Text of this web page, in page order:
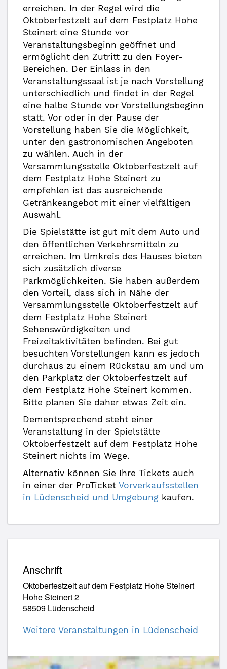
erreichen. In der Regel wird die
Oktoberfestzelt auf dem Festplatz Hohe
Steinert eine Stunde vor
Veranstaltungsbeginn geöffnet und
ermöglicht den Zutritt zu den Foyer-
Bereichen. Der Einlass in den
Veranstaltungssaal ist je nach Vorstellung
unterschiedlich und findet in der Regel
eine halbe Stunde vor Vorstellungsbeginn
statt. Vor oder in der Pause der
Vorstellung haben Sie die Möglichkeit,
unter den gastronomischen Angeboten
zu wählen. Auch in der
Versammlungsstelle Oktoberfestzelt auf
dem Festplatz Hohe Steinert zu
empfehlen ist das ausreichende
Getränkeangebot mit einer vielfältigen
Auswahl.
Die Spielstätte ist gut mit dem Auto und
den öffentlichen Verkehrsmitteln zu
erreichen. Im Umkreis des Hauses bieten
sich zusätzlich diverse
Parkmöglichkeiten. Sie haben außerdem
den Vorteil, dass sich in Nähe der
Versammlungsstelle Oktoberfestzelt auf
dem Festplatz Hohe Steinert
Sehenswürdigkeiten und
Freizeitaktivitäten befinden. Bei gut
besuchten Vorstellungen kann es jedoch
durchaus zu einem Rückstau am und um
den Parkplatz der Oktoberfestzelt auf
dem Festplatz Hohe Steinert kommen.
Bitte planen Sie daher etwas Zeit ein.
Dementsprechend steht einer
Veranstaltung in der Spielstätte
Oktoberfestzelt auf dem Festplatz Hohe
Steinert nichts im Wege.
Alternativ können Sie Ihre Tickets auch
in einer der ProTicket Vorverkaufsstellen
in Lüdenscheid und Umgebung kaufen.
Anschrift
Oktoberfestzelt auf dem Festplatz Hohe Steinert
Hohe Steinert 2
58509 Lüdenscheid
Weitere Veranstaltungen in Lüdenscheid